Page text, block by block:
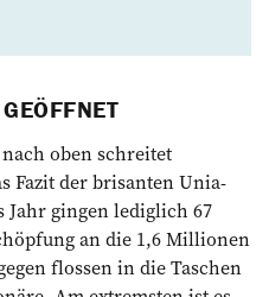
oben schreitet
Fazit der brisanten Unia-
Jahr gingen l­ediglich 67
an die 1,6 Millionen
flossen in die Taschen